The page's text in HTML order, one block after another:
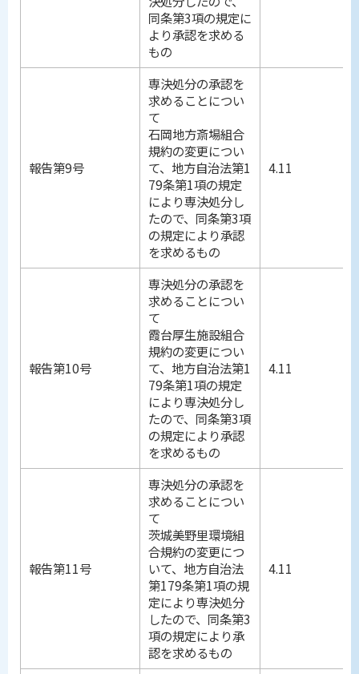
同条第3項の規定に
より承認を求める
もの
報告第9号
専決処分の承認を
求めることについ
て
石岡地方斎場組合
規約の変更につい
て、地方自治法第1
79条第1項の規定
により専決処分し
たので、同条第3項
の規定により承認
を求めるもの
4.11
報告第10号
専決処分の承認を
求めることについ
て
霞台厚生施設組合
規約の変更につい
て、地方自治法第1
79条第1項の規定
により専決処分し
たので、同条第3項
の規定により承認
を求めるもの
4.11
報告第11号
専決処分の承認を
求めることについ
て
茨城美野里環境組
合規約の変更につ
いて、地方自治法
第179条第1項の規
定により専決処分
したので、同条第3
項の規定により承
認を求めるもの
4.11